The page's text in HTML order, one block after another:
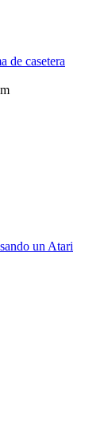
de casetera
un Atari